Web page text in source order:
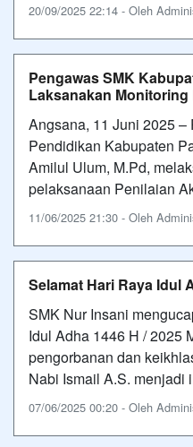
20/09/2025 22:14 - Oleh
Pengawas SMK
Laksanakan Monitoring
Angsana, 11 Juni 2025
Pendidikan Kabupaten
Amilul Ulum, M.Pd,
pelaksanaan Penilaian
11/06/2025 21:30 - Oleh
Selamat Hari Raya Idul
SMK Nur Insani
Idul Adha 1446 H / 2025
pengorbanan dan
Nabi Ismail A.S. menjadi
07/06/2025 00:20 - Oleh